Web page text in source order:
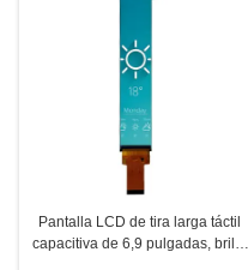
Pantalla LCD de tira larga táctil
capacitiva de 6,9 pulgadas, brillo